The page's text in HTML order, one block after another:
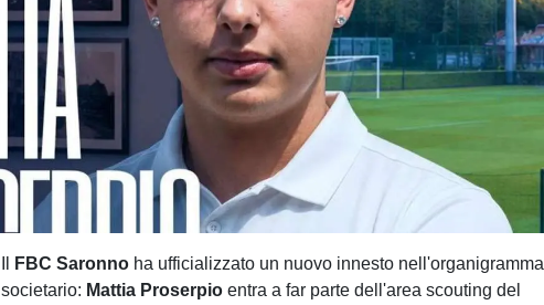
FBC Saronno ha ufficializzato un nuovo innesto nell'organigramma
societario: Mattia Proserpioentra a far parte dell'area scouting del